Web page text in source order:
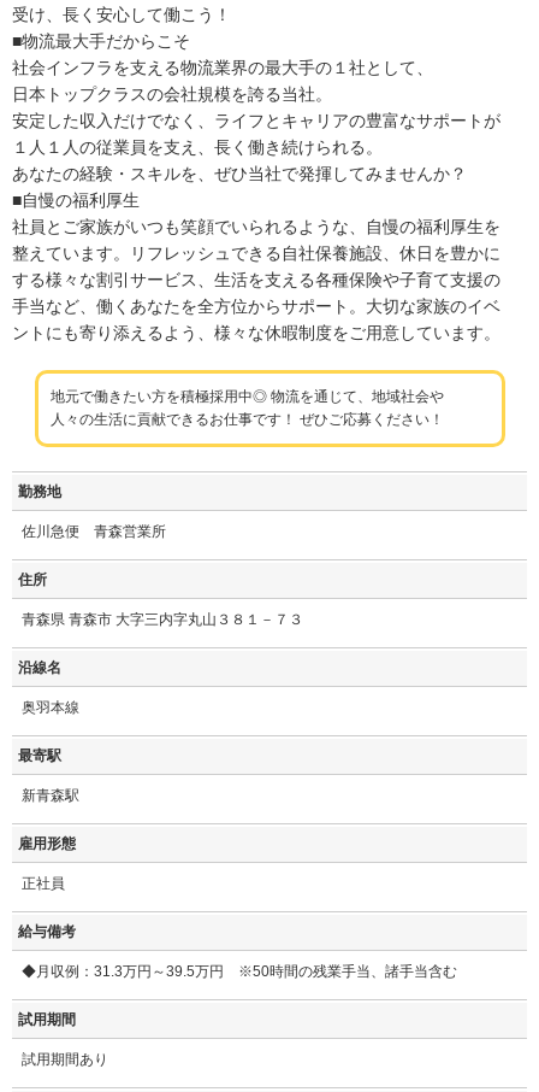
受け、長く安心して働こう！
■物流最大手だからこそ
社会インフラを支える物流業界の最大手の１社として、
日本トップクラスの会社規模を誇る当社。
安定した収入だけでなく、ライフとキャリアの豊富なサポートが
１人１人の従業員を支え、長く働き続けられる。
あなたの経験・スキルを、ぜひ当社で発揮してみませんか？
■自慢の福利厚生
社員とご家族がいつも笑顔でいられるような、自慢の福利厚生を
整えています。リフレッシュできる自社保養施設、休日を豊かに
する様々な割引サービス、生活を支える各種保険や子育て支援の
手当など、働くあなたを全方位からサポート。大切な家族のイベ
ントにも寄り添えるよう、様々な休暇制度をご用意しています。
地元で働きたい方を積極採用中◎ 物流を通じて、地域社会や
人々の生活に貢献できるお仕事です！ ぜひご応募ください！
勤務地
佐川急便 青森営業所
住所
青森県 青森市 大字三内字丸山３８１－７３
沿線名
奥羽本線
最寄駅
新青森駅
雇用形態
正社員
給与備考
◆月収例：31.3万円～39.5万円 ※50時間の残業手当、諸手当含む
試用期間
試用期間あり